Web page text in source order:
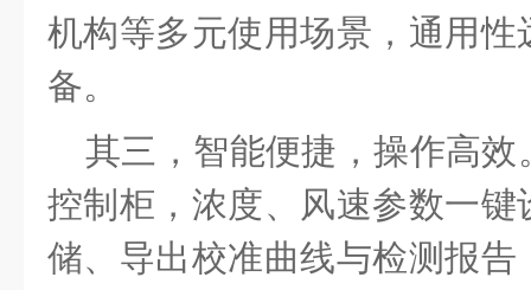
机构等多元使用场景，通用
备。
其三，智能便捷，操作高
控制柜，浓度、风速参数一
储、导出校准曲线与检测报